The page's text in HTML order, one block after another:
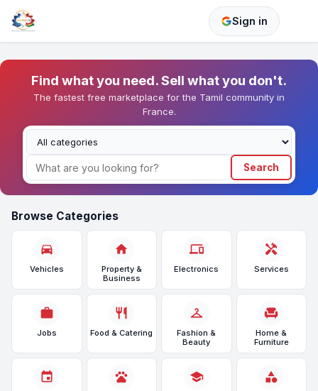
Sign in
Find what you need. Sell what you don't.
The fastest free marketplace for the Tamil community in
France.
Search
Browse Categories
directions_car
Vehicles
home
Property &
Business
devices
Electronics
handyman
Services
work
Jobs
restaurant
Food & Catering
checkroom
Fashion &
Beauty
chair
Home &
Furniture
event pets school category